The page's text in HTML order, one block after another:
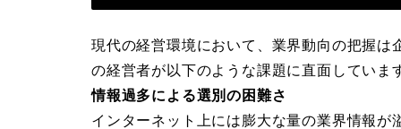
現代の経営環境において、業界動向の把握
の経営者が以下のような課題に直面していま
情報過多による選別の困難さ
インターネット上には膨大な量の業界情報